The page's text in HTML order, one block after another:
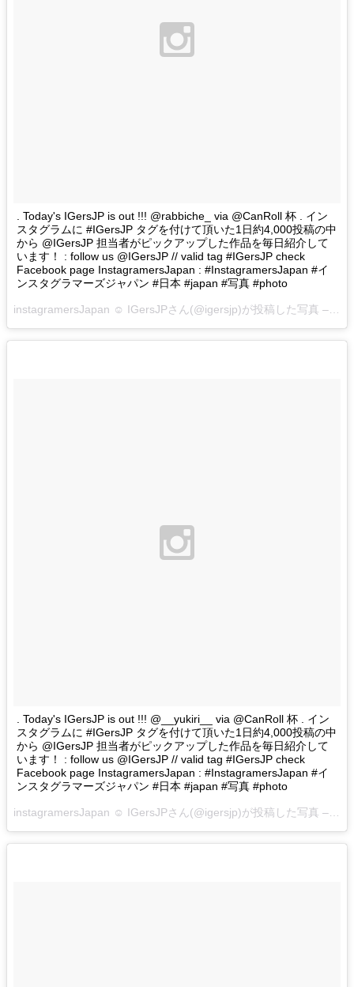
. Today's IGersJP is out !!! @rabbiche_ via @CanRoll 杯 . イン
スタグラムに #IGersJP タグを付けて頂いた1日約4,000投稿の中
から @IGersJP 担当者がピックアップした作品を毎日紹介して
います！ : follow us @IGersJP // valid tag #IGersJP check
Facebook page InstagramersJapan : #InstagramersJapan #イ
ンスタグラマーズジャパン #日本 #japan #写真 #photo
. Today's IGersJP is out !!! @__yukiri__ via @CanRoll 杯 . イン
スタグラムに #IGersJP タグを付けて頂いた1日約4,000投稿の中
から @IGersJP 担当者がピックアップした作品を毎日紹介して
います！ : follow us @IGersJP // valid tag #IGersJP check
Facebook page InstagramersJapan : #InstagramersJapan #イ
ンスタグラマーズジャパン #日本 #japan #写真 #photo